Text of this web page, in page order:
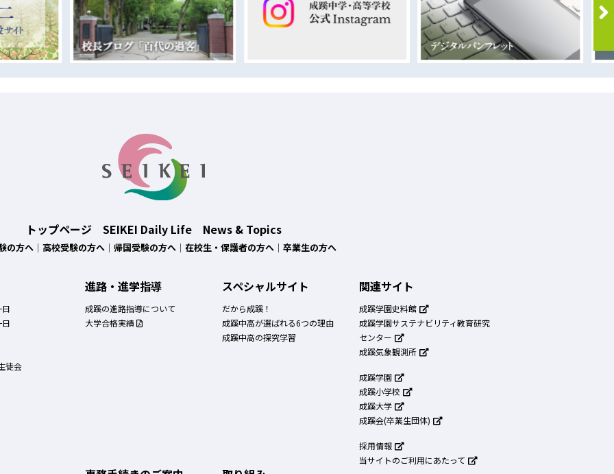
トップページ SEIKEI Daily Life News & Topics
の方へ 高校受験の方へ 帰国受験の方へ 在校生・保護者の方へ 卒業生の方へ
徒会
進路・進学指導
成蹊の進路指導について
大学合格実績
スペシャルサイト
だから成蹊！
成蹊中高が選ばれる6つの理由
成蹊中高の探究学習
関連サイト
成蹊学園史料館
成蹊学園サステナビリティ教育研究
センター
成蹊気象観測所
成蹊学園
成蹊小学校
成蹊大学
成蹊会(卒業生団体)
採用情報
当サイトのご利用にあたって